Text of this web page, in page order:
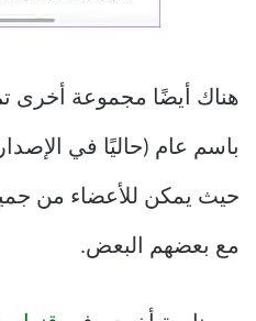
هناك أيضًا مجموعة أخرى
باسم عام (حاليًا في
حيث يمكن للأعضاء من
مع بعضهم البعض.